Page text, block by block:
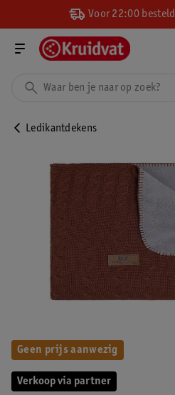
Voor 22:00
Ledikantdekens
Verkoop via partner
Geen prijs aanwezig